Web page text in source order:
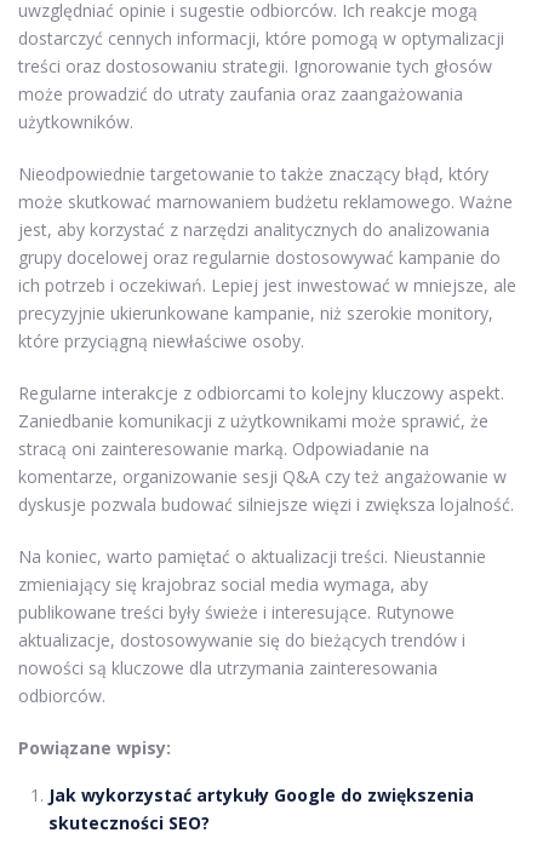
uwzględniać opinie i sugestie odbiorców. Ich reakcje mogą
dostarczyć cennych informacji, które pomogą w optymalizacji
treści oraz dostosowaniu strategii. Ignorowanie tych głosów
może prowadzić do utraty zaufania oraz zaangażowania
użytkowników.
Nieodpowiednie targetowanie to także znaczący błąd, który
może skutkować marnowaniem budżetu reklamowego. Ważne
jest, aby korzystać z narzędzi analitycznych do analizowania
grupy docelowej oraz regularnie dostosowywać kampanie do
ich potrzeb i oczekiwań. Lepiej jest inwestować w mniejsze, ale
precyzyjnie ukierunkowane kampanie, niż szerokie monitory,
które przyciągną niewłaściwe osoby.
Regularne interakcje z odbiorcami to kolejny kluczowy aspekt.
Zaniedbanie komunikacji z użytkownikami może sprawić, że
stracą oni zainteresowanie marką. Odpowiadanie na
komentarze, organizowanie sesji Q&A czy też angażowanie w
dyskusje pozwala budować silniejsze więzi i zwiększa lojalność.
Na koniec, warto pamiętać o aktualizacji treści. Nieustannie
zmieniający się krajobraz social media wymaga, aby
publikowane treści były świeże i interesujące. Rutynowe
aktualizacje, dostosowywanie się do bieżących trendów i
nowości są kluczowe dla utrzymania zainteresowania
odbiorców.
Powiązane wpisy:
Jak wykorzystać artykuły Google do zwiększenia
skuteczności SEO?